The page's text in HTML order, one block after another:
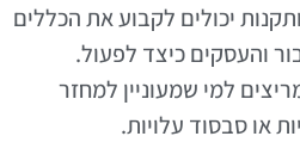
יכולים לקבוע את הכללים
והעסקים כיצד לפעול.
למי שמעוניין למחזר
או סבסוד עלויות.